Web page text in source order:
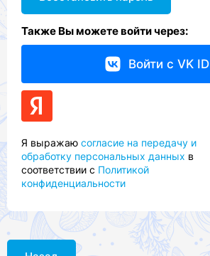
Также Вы можете войти через:
Войти с VK ID
Я выражаю согласие на передачу и
обработку персональных данных в
соответствии с Политикой
конфиденциальности